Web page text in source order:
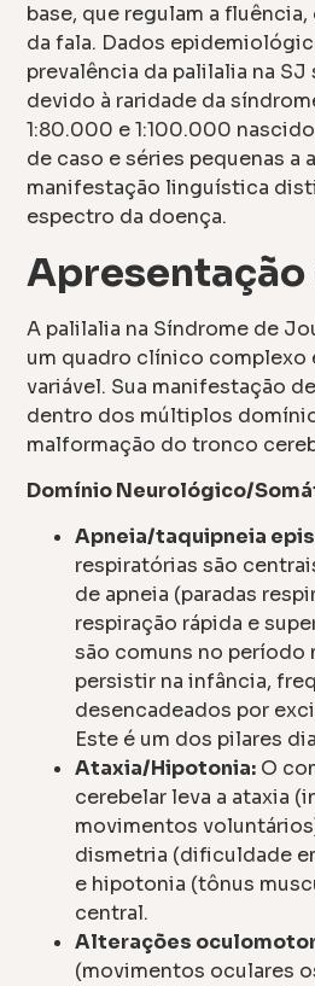
base, que regulam a
da fala. Dados
prevalência da palilalia na SJ
devido à raridade da
1:80.000 e 1:100.000
de caso e séries pequenas a
manifestação linguística
espectro da doença.
A palilalia na Síndrome de
um quadro clínico complexo
variável. Sua manifestação
dentro dos múltiplos
malformação do tronco
Domínio Neurológico/
Apneia/taquipneia
respiratórias são
de apneia (paradas
respiração rápida e
são comuns no período
persistir na infância,
desencadeados por
Este é um dos pilares
Ataxia/Hipotonia: O
cerebelar leva a ataxia
movimentos
dismetria (dificuldade
e hipotonia (tônus
central.
Alterações
(movimentos oculares